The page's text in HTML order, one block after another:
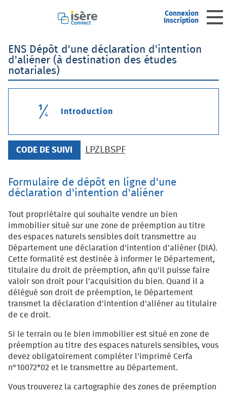
Connexion
Inscription
Accueil
Mon profil
Mes demandes
ENS Dépôt d'une déclaration d'intention
d'aliéner (à destination des études
notariales)
CODE DE SUIVI LPZLBSPF
1
4 Introduction
Formulaire de dépôt en ligne d'une
déclaration d'intention d'aliéner
Tout propriétaire qui souhaite vendre un bien
immobilier situé sur une zone de préemption au titre
des espaces naturels sensibles doit transmettre au
Département une déclaration d'intention d'aliéner (DIA).
Cette formalité est destinée à informer le Département,
titulaire du droit de préemption, afin qu'il puisse faire
valoir son droit pour l'acquisition du bien. Quand il a
délégué son droit de préemption, le Département
transmet la déclaration d'intention d'aliéner au titulaire
de ce droit.
Si le terrain ou le bien immobilier est situé en zone de
préemption au titre des espaces naturels sensibles, vous
devez obligatoirement compléter l'imprimé Cerfa
n°10072*02 et le transmettre au Département.
Vous trouverez la cartographie des zones de préemption